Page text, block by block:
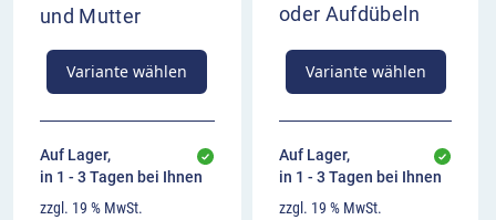
und Mutter
Variante wählen
Auf Lager,
in 1 - 3 Tagen bei Ihnen
zzgl. 19 % MwSt.
oder Aufdübeln
Variante wählen
Auf Lager,
in 1 - 3 Tagen bei Ihnen
zzgl. 19 % MwSt.